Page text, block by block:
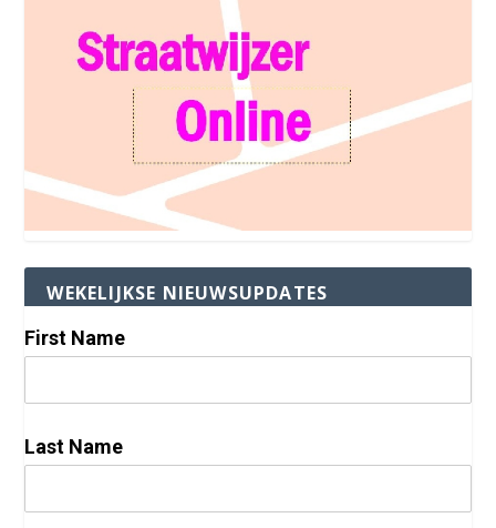
WEKELIJKSE NIEUWSUPDATES
First Name
Last Name